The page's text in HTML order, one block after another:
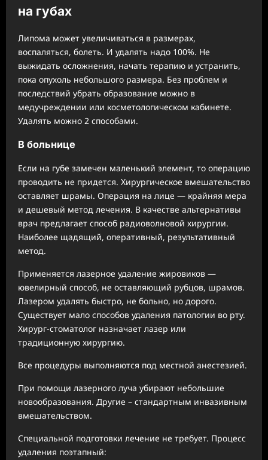
на губах
Липома может увеличиваться в размерах,
воспаляться, болеть. И удалять надо 100%. Не
выжидать осложнения, начать терапию и устранить,
пока опухоль небольшого размера. Без проблем и
последствий убрать образование можно в
медучреждении или косметологическом кабинете.
Удалять можно 2 способами.
В больнице
Если на губе замечен маленький элемент, то операцию
проводить не придется. Хирургическое вмешательство
оставляет шрамы. Операция на лице — крайняя мера
и дешевый метод лечения. В качестве альтернативы
врач предлагает способ радиоволновой хирургии.
Наиболее щадящий, оперативный, результативный
метод.
Применяется лазерное удаление жировиков —
ювелирный способ, не оставляющий рубцов, шрамов.
Лазером удалять быстро, не больно, но дорого.
Существует мало способов удаления патологии во рту.
Хирург-стоматолог назначает лазер или
традиционную хирургию.
Все процедуры выполняются под местной анестезией.
При помощи лазерного луча убирают небольшие
новообразования. Другие – стандартным инвазивным
вмешательством.
Специальной подготовки лечение не требует. Процесс
удаления поэтапный: